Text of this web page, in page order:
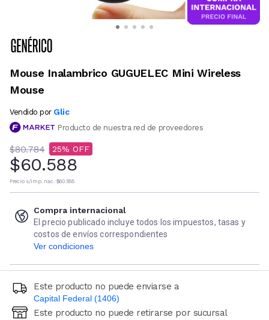
Mouse Inalambrico GUGUELEC Mini Wireless
Mouse
Vendido por Glic
Producto de nuestra red de proveedores
$80.784 25
$60.588
Precio s/imp. nac. $60.588
Compra internacional
El precio publicado incluye todos los impuestos, tasas y
costos de envíos correspondientes
Ver condiciones
Este producto no puede enviarse a
Capital Federal (1406)
Ingresá código postal (sólo números)
Este producto no puede retirarse por sucursal